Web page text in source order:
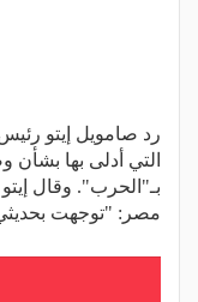
رد صامويل إيتو
التي أدلى بها بشأن
بـ"الحرب". وقال
مصر: "توجهت